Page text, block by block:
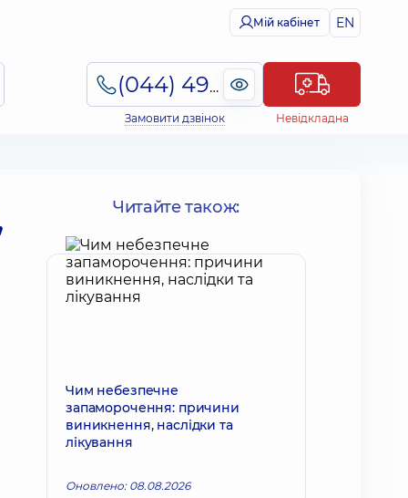
Мій кабінет EN
(044) 495-2-888
Замовити дзвінок Невідкладна
Читайте також:
Чим небезпечне
запаморочення: причини
виникнення, наслідки та
лікування
Оновлено: 08.08.2026